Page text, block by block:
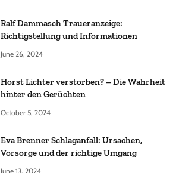
Ralf Dammasch Traueranzeige:
Richtigstellung und Informationen
June 26, 2024
Horst Lichter verstorben? – Die Wahrheit
hinter den Gerüchten
October 5, 2024
Eva Brenner Schlaganfall: Ursachen,
Vorsorge und der richtige Umgang
June 13, 2024